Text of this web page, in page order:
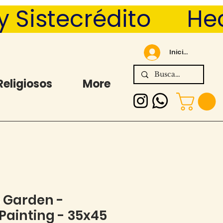
y Sistecrédito
Iniciar sesión
More
-
- 35x45